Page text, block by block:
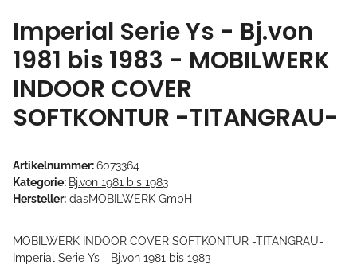
Imperial Serie Ys - Bj.von
1981 bis 1983 - MOBILWERK
INDOOR COVER
SOFTKONTUR -TITANGRAU-
Artikelnummer:6073364
Kategorie: Bj.von 1981 bis 1983
Hersteller: dasMOBILWERK GmbH
MOBILWERK INDOOR COVER SOFTKONTUR -TITANGRAU-
Imperial Serie Ys - Bj.von 1981 bis 1983